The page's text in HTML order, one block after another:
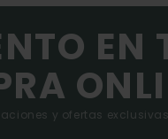
EN
y ofertas exclusivas.